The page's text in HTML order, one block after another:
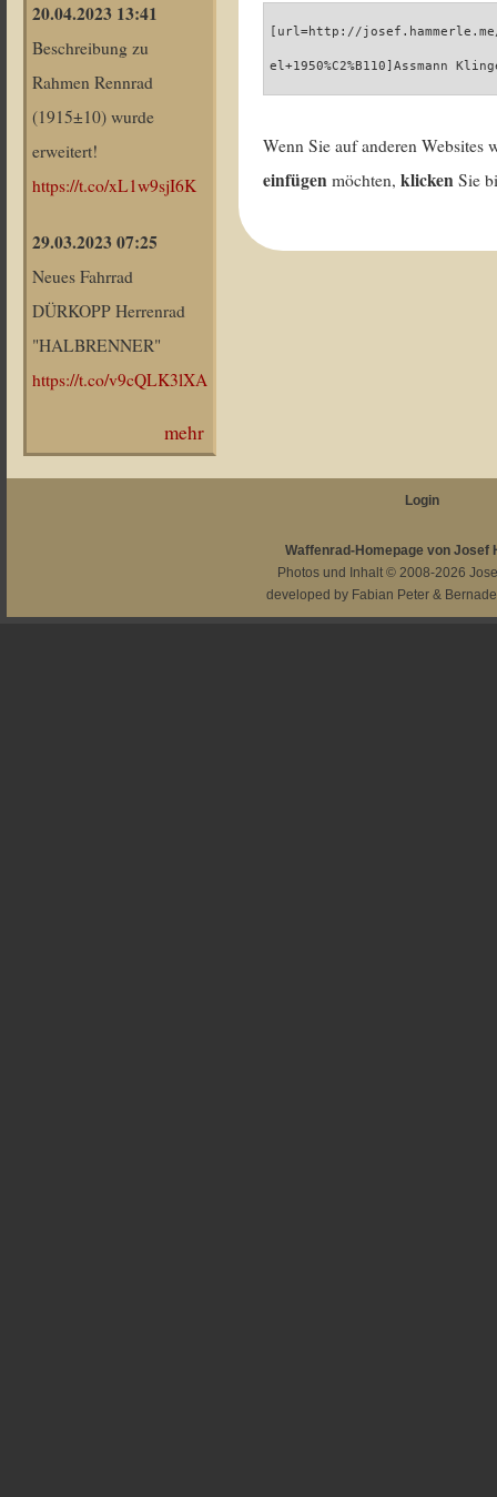
20.04.2023 13:41
Beschreibung zu
Rahmen Rennrad
(1915±10) wurde
erweitert!
https://t.co/xL1w9sjI6K
29.03.2023 07:25
Neues Fahrrad
DÜRKOPP Herrenrad
"HALBRENNER"
https://t.co/v9cQLK3lXA
mehr
[url=http://
el+1950%C2%B110]Assmann
Wenn Sie auf anderen
einfügen möchten,klicken Sie
Login
Waffenrad-Homepage von Josef
Photos und Inhalt © 2008-2026
developed by Fabian Peter &